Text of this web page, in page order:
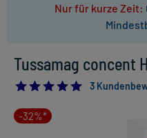
Nur für kurze Zeit:
Tussamag concent
5.0
3
-32%*